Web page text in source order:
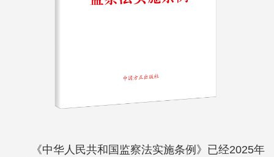
《中华人民共和国监察法实施条例》已经2025年